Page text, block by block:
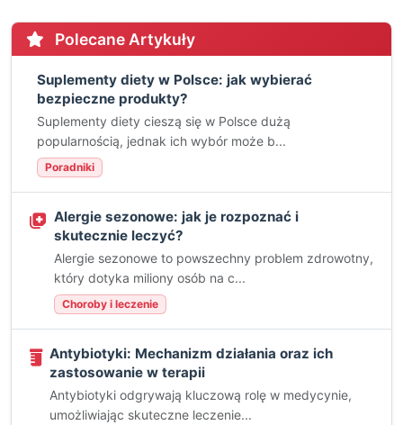
Polecane Artykuły
Suplementy diety w Polsce: jak wybierać
bezpieczne produkty?
Suplementy diety cieszą się w Polsce dużą
popularnością, jednak ich wybór może b...
Poradniki
Alergie sezonowe: jak je rozpoznać i
skutecznie leczyć?
Alergie sezonowe to powszechny problem zdrowotny,
który dotyka miliony osób na c...
Choroby i leczenie
Antybiotyki: Mechanizm działania oraz ich
zastosowanie w terapii
Antybiotyki odgrywają kluczową rolę w medycynie,
umożliwiając skuteczne leczenie...